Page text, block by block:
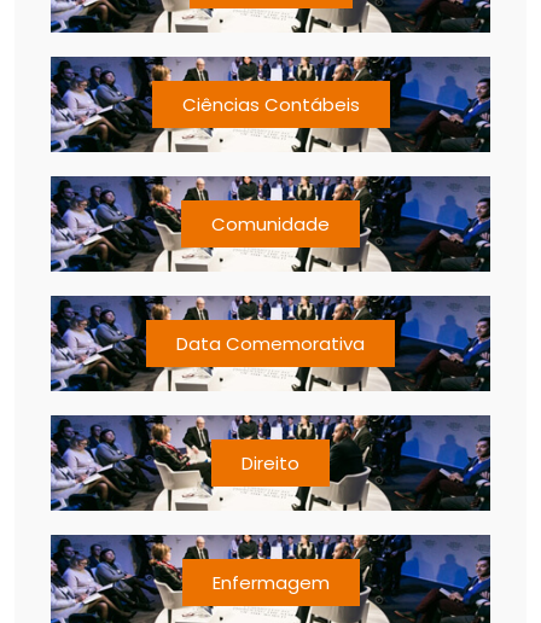
Ciências Contábeis
Comunidade
Data Comemorativa
Direito
Enfermagem